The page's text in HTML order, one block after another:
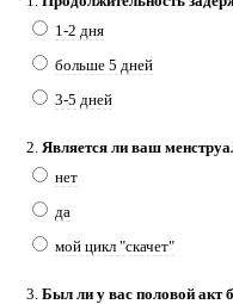
1-2 дня
больше 5 дней
3-5 дней
2. Является ли ваш
нет
да
мой цикл "скачет"
3. Был ли у вас половой акт